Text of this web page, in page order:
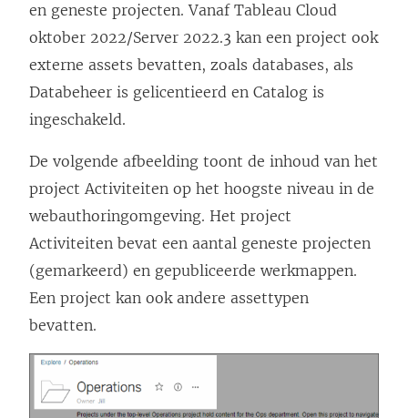
en geneste projecten. Vanaf Tableau Cloud
oktober 2022/Server 2022.3 kan een project ook
externe assets bevatten, zoals databases, als
Databeheer is gelicentieerd en Catalog is
ingeschakeld.
De volgende afbeelding toont de inhoud van het
project Activiteiten op het hoogste niveau in de
webauthoringomgeving. Het project
Activiteiten bevat een aantal geneste projecten
(gemarkeerd) en gepubliceerde werkmappen.
Een project kan ook andere assettypen
bevatten.